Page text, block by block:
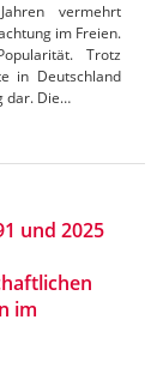
vermehrt
im Freien.
Trotz
in Deutschland
dar. Die…
und 2025
im